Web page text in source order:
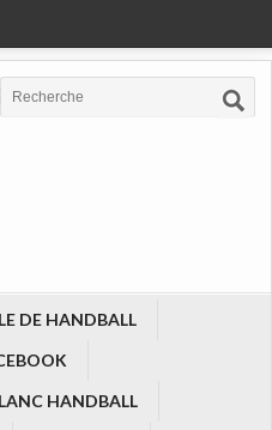
DE HANDBALL
HANDBALL